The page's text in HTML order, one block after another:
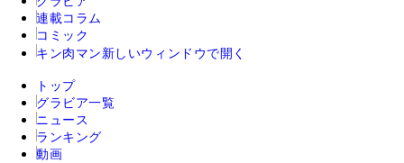
連載コラム
コミック
キン肉マン 新しいウィンドウで開く
トップ
グラビア一覧
ニュース
ランキング
動画